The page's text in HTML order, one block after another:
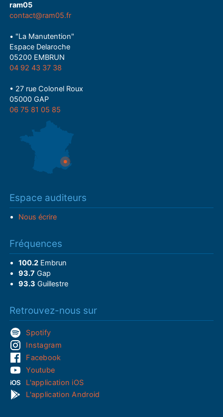
ram05
contact@ram05.fr
• "La Manutention"
Espace Delaroche
05200 EMBRUN
04 92 43 37 38
• 27 rue Colonel Roux
05000 GAP
06 75 81 05 85
Espace auditeurs
Nous écrire
Fréquences
100.2Embrun
93.7 Gap
93.3 Guillestre
Retrouvez-nous sur
Spotify
Instagram
Facebook
Youtube
L'application iOS
L'application Android